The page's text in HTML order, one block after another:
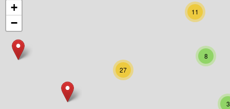
Kärnten
8
27
3
11
+
−